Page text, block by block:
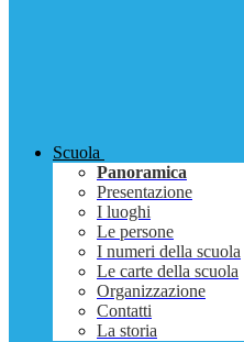
Scuola
Panoramica
Presentazione
I luoghi
Le persone
I numeri della scuola
Le carte della scuola
Organizzazione
Contatti
La storia